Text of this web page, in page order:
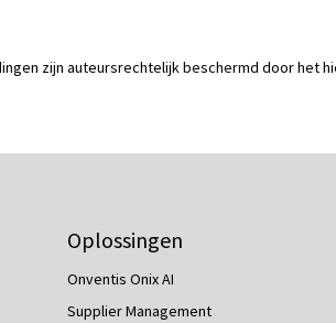
zijn auteursrechtelijk beschermd door het
Oplossingen
Onventis Onix AI
Supplier Management